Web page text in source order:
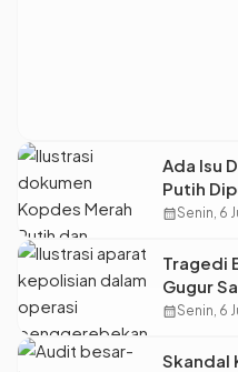
Ada Isu
Putih
Diperas?
calendar_monthSenin, 6
Tragedi
Gugur
Minta
calendar_monthSenin, 6
Skandal